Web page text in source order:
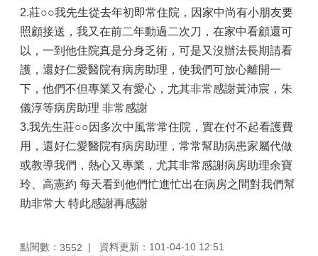
2.莊○○我先生從去年初即常住院，因家中尚有小朋友要
照顧接送，我又在前二年動過二次刀，在家中看顧還可
以，一到他住院真是分身乏術，可是又沒辦法長期請看
護，還好仁愛醫院有病房助理，使我們可放心離開一
下，他們不但專業又有愛心，尤其非常感謝黃沛宸，朱
儀淳等病房助理 非常感謝
3.我先生莊○○因多次中風常常住院，實在付不起看護費
用，還好仁愛醫院有病房助理，常常幫助病患家屬代做
或教導我們，熱心又專業，尤其非常感謝病房助理余寶
玲、高憲約 每天看到他們忙進忙出在病房之間對我們幫
助非常大 特此感謝再感謝
點閱數： 3552
資料更新：101-04-10 12:51